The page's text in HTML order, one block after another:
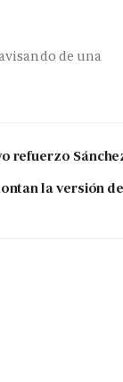
de una
refuerzo
la versión